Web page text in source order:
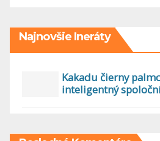
Najnovšie Ineráty
Kakadu čierny
inteligentný